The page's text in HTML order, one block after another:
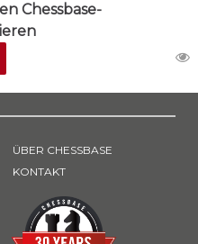
Chessbase-
ÜBER CHESSBASE
KONTAKT